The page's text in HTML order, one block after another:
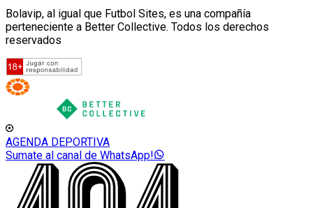
Bolavip, al igual que Futbol Sites, es una compañía
perteneciente a Better Collective. Todos los derechos
reservados
AGENDA DEPORTIVA
Sumate al canal de WhatsApp!